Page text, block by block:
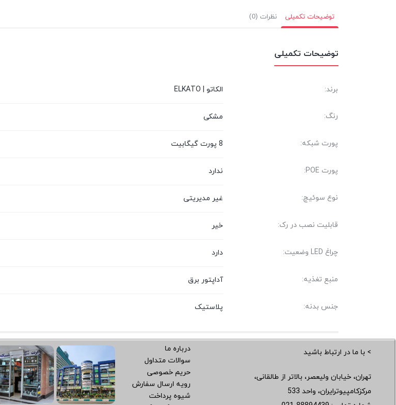
توضیحات تکمیلی نظرات (0)
توضیحات تکمیلی
برند: الکاتو | ELKATO
رنگ: مشکی
پورت شبکه: 8 پورت گیگابیت
پورت POE: ندارد
نوع سوئیچ: غیر مدیریتی
قابلیت نصب در رک: خیر
چراغ LED وضعیت: دارد
منبع تغذیه: آداپتور برق
جنس بدنه: پلاستیک
> با ما در ارتباط باشید
تهران، خیابان ولیعصر، بالاتر از طالقانی،
مرکزکامپیوترایران، واحد 533
درباره ما
سوالات متداول
حریم خصوصی
رویه ارسال سفارش
شیوه پرداخت